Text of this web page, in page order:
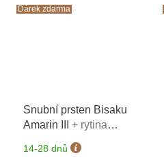
Dárek zdarma
Snubní prsten Bisaku
Amarin III + rytina
vlastního textu na oba
prsteny*
14-28 dnů